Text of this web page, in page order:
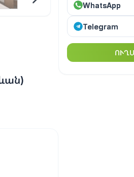
WhatsApp
Telegram